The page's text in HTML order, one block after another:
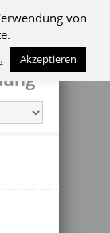
von
Akzeptieren